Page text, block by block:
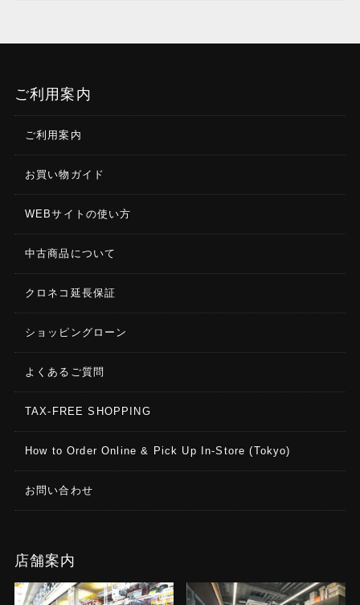
ご利用案内
ご利用案内
お買い物ガイド
WEBサイトの使い方
中古商品について
クロネコ延長保証
ショッピングローン
よくあるご質問
TAX-FREE SHOPPING
How to Order Online & Pick Up In-Store (Tokyo)
お問い合わせ
店舗案内